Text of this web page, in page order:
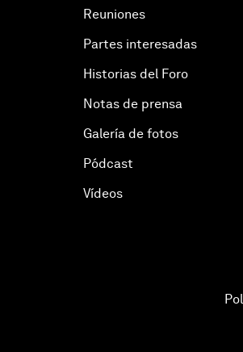
Reuniones
Partes interesadas
Historias del Foro
Notas de prensa
Galería de fotos
Pódcast
Vídeos